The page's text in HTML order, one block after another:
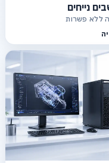
נייחים
ללא פשרות